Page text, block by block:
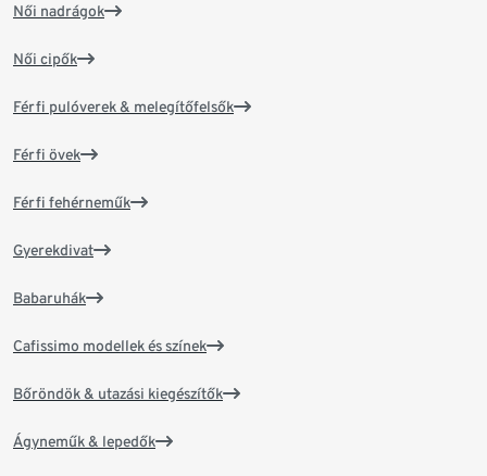
Női nadrágok
Női cipők
Férfi pulóverek & melegítőfelsők
Férfi övek
Férfi fehérneműk
Gyerekdivat
Babaruhák
Cafissimo modellek és színek
Bőröndök & utazási kiegészítők
Ágyneműk & lepedők